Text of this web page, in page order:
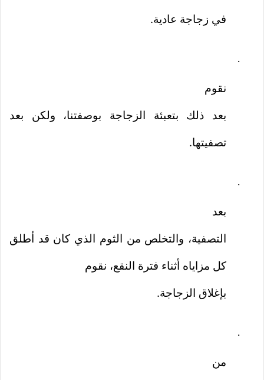
في زجاجة عادية.
·
نقوم
بعد ذلك بتعبئة الزجاجة بوصفتنا، ولكن بعد
تصفيتها.
·
بعد
التصفية، والتخلص من الثوم الذي كان قد أطلق
كل مزاياه أثناء فترة النقع، نقوم
بإغلاق الزجاجة.
·
من